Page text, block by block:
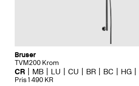
Bruser
TVM200 Krom
CR MB LU CU BR BC HG
Pris 1 490 KR